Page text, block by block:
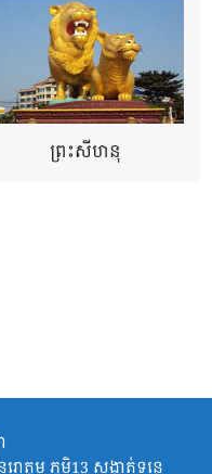
ព្រះសីហនុ
ត្តម ភូមិ13 សង្កាត់ទន្លេ